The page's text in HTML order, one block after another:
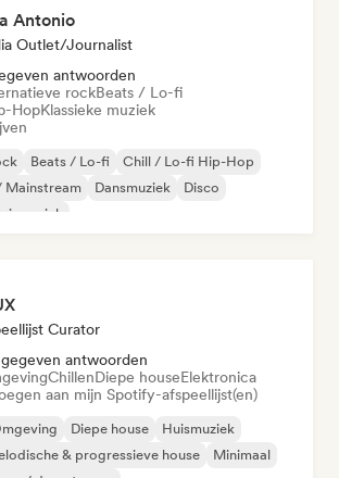
Antonio
Outlet/Journalist
antwoorden
rockBeats / Lo-fi
HopKlassieke muziek
Beats / Lo-fi
Chill / Lo-fi Hip-Hop
Mainstream
Dansmuziek
Disco
Curator
antwoorden
ChillenDiepe houseElektronica
aan mijn Spotify-afspeellijst(en)
Diepe house
Huismuziek
& progressieve house
Minimaal